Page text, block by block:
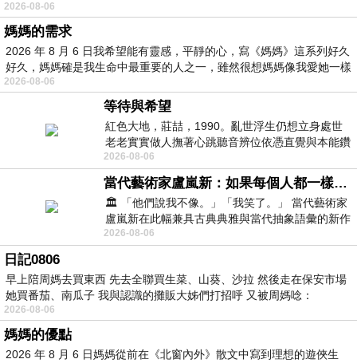
2026-08-06
媽媽的需求
2026 年 8 月 6 日我希望能有靈感，平靜的心，寫《媽媽》這系列好久
好久，媽媽確是我生命中最重要的人之一，雖然很想媽媽像我愛她一樣
2026-08-06
等待與希望
紅色大地，莊喆，1990。亂世浮生仍想立身處世
老老實實做人撫著心跳聽音辨位依憑直覺與本能鑽
向裂隙的亮處探索另一個心聲另一個共鳴的
2026-08-06
當代藝術家盧嵐新：如果每個人都一樣，這世界該有多無聊？
🏛️ 「他們說我不像。」「我笑了。」 當代藝術家
盧嵐新在此幅兼具古典典雅與當代抽象語彙的新作
中，以沈靜的藍色空間為背景，描繪了
2026-08-06
日記0806
早上陪周媽去買東西 先去全聯買生菜、山葵、沙拉 然後走在保安市場
她買番茄、南瓜子 我與認識的攤販大姊們打招呼 又被周媽唸：
2026-08-06
媽媽的優點
2026 年 8 月 6 日媽媽從前在《北窗內外》散文中寫到理想的遊俠生